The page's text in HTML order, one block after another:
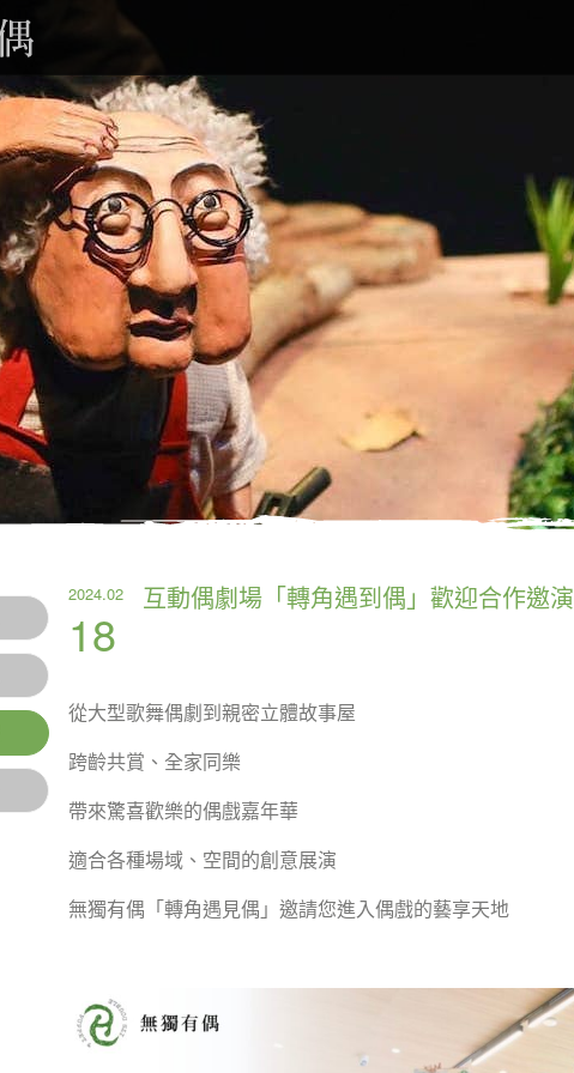
2024.02
18
互動偶劇場「轉角遇到偶」歡迎合作邀演
從大型歌舞偶劇到親密立體故事屋
跨齡共賞、全家同樂
帶來驚喜歡樂的偶戲嘉年華
適合各種場域、空間的創意展演
無獨有偶「轉角遇見偶」邀請您進入偶戲的藝享天地